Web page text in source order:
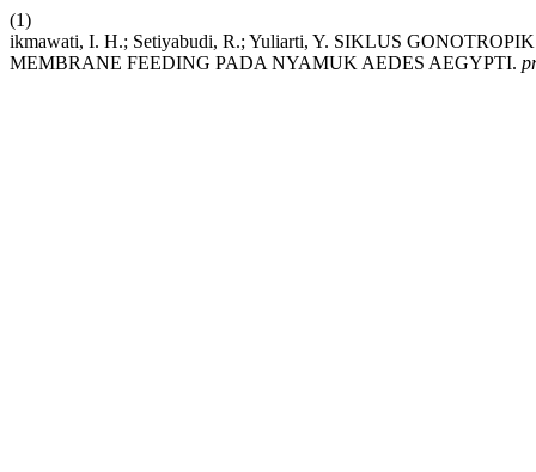
(1)
ikmawati, I. H.; Setiyabudi, R.; Yuliarti, Y. SIKLUS
MEMBRANE FEEDING PADA NYAMUK AEDES AEGYPTI.